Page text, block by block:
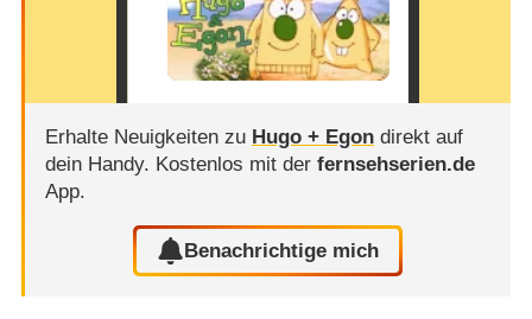
Erhalte Neuigkeiten zu Hugo + Egondirekt auf
dein Handy. Kostenlos mit der fernsehserien.de
App.
Benachrichtige mich